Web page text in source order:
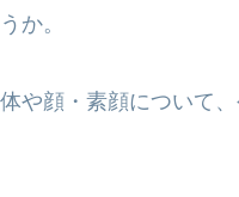
か。
や顔・素顔について